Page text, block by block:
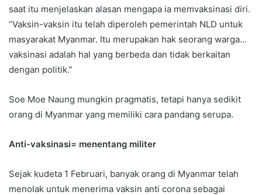
saat itu menjelaskan alasan mengapa ia memvaksinasi diri.
“Vaksin-vaksin itu telah diperoleh pemerintah NLD untuk
masyarakat Myanmar. Itu merupakan hak seorang warga…
vaksinasi adalah hal yang berbeda dan tidak berkaitan
dengan politik.”
Soe Moe Naung mungkin pragmatis, tetapi hanya sedikit
orang di Myanmar yang memiliki cara pandang serupa.
Anti-vaksinasi= menentang militer
Sejak kudeta 1 Februari, banyak orang di Myanmar telah
menolak untuk menerima vaksin anti corona sebagai